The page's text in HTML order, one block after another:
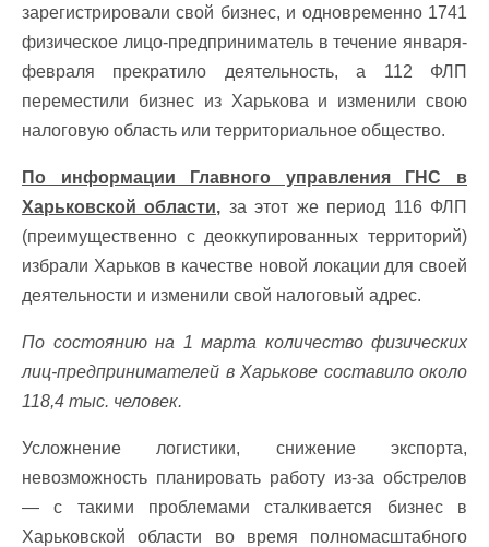
зарегистрировали свой бизнес, и одновременно 1741
физическое лицо-предприниматель в течение января-
февраля прекратило деятельность, а 112 ФЛП
переместили бизнес из Харькова и изменили свою
налоговую область или территориальное общество.
По информации Главного управления ГНС в
Харьковской области, за этот же период 116 ФЛП
(преимущественно с деоккупированных территорий)
избрали Харьков в качестве новой локации для своей
деятельности и изменили свой налоговый адрес.
По состоянию на 1 марта количество физических
лиц-предпринимателей в Харькове составило около
118,4 тыс. человек.
Усложнение логистики, снижение экспорта,
невозможность планировать работу из-за обстрелов
— с такими проблемами сталкивается бизнес в
Харьковской области во время полномасштабного